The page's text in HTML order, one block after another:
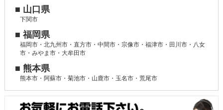
■ 山口県
下関市
■ 福岡県
福岡市・北九州市・直方市・中間市・宗像市・福津市・田川市・八女
市・みやま市・大牟田市
■ 熊本県
熊本市・阿蘇市・菊池市・山鹿市・玉名市・荒尾市